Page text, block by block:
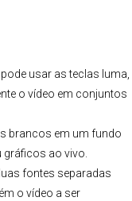
usar as teclas luma,
o vídeo em conjuntos
brancos em um fundo
ao vivo.
fontes separadas
o vídeo a ser